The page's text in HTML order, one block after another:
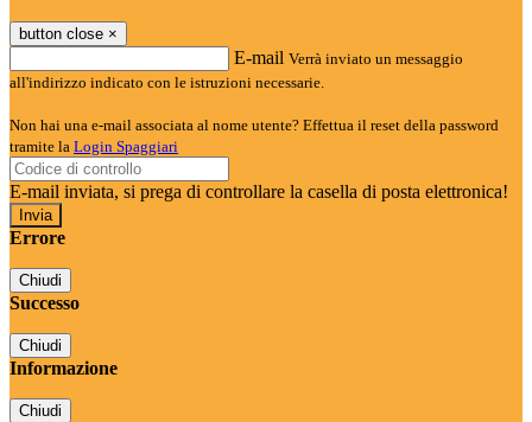
button close ×
E-mail Verrà inviato un messaggio
all'indirizzo indicato con le istruzioni necessarie.
Non hai una e-mail associata al nome utente? Effettua il reset della password
tramite la Login Spaggiari
E-mail inviata, si prega di controllare la casella di posta elettronica!
Errore
Chiudi
Successo
Chiudi
Informazione
Chiudi